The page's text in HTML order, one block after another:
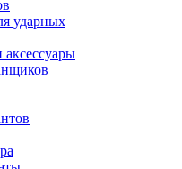
ударных